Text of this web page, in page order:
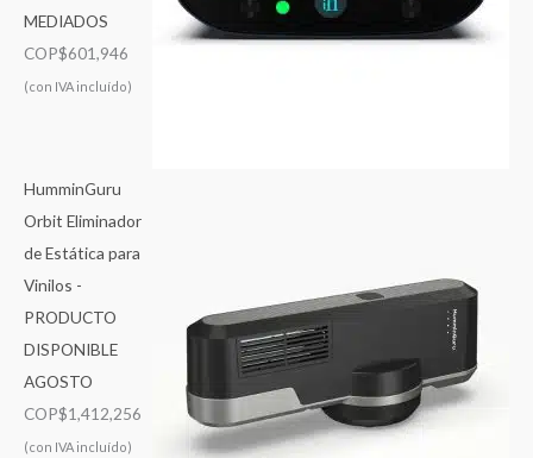
MEDIADOS
COP$601,946
(con IVA incluído)
HumminGuru
Orbit Eliminador
de Estática para
Vinilos -
PRODUCTO
DISPONIBLE
AGOSTO
COP$1,412,256
(con IVA incluído)